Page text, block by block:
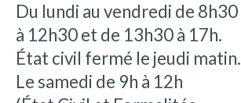
Du lundi au vendredi de 8h30
à 12h30 et de 13h30 à 17h.
État civil fermé le jeudi matin.
Le samedi de 9h à 12h